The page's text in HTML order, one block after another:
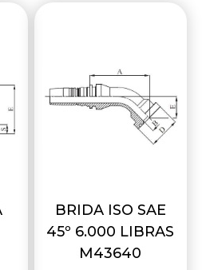
BRIDA ISO SAE
45º 6.000 LIBRAS
M43640